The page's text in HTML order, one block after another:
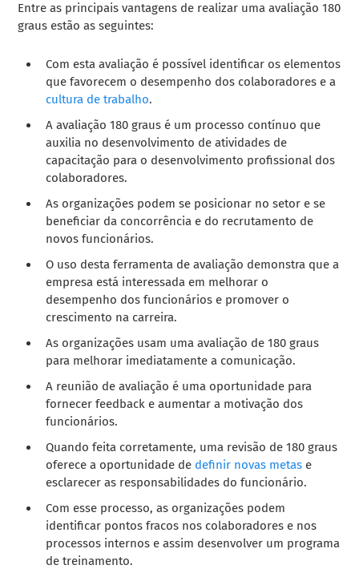
Entre as principais vantagens de realizar uma avaliação 180
graus estão as seguintes:
Com esta avaliação é possível identificar os elementos
que favorecem o desempenho dos colaboradores e a
cultura de trabalho.
A avaliação 180 graus é um processo contínuo que
auxilia no desenvolvimento de atividades de
capacitação para o desenvolvimento profissional dos
colaboradores.
As organizações podem se posicionar no setor e se
beneficiar da concorrência e do recrutamento de
novos funcionários.
O uso desta ferramenta de avaliação demonstra que a
empresa está interessada em melhorar o
desempenho dos funcionários e promover o
crescimento na carreira.
As organizações usam uma avaliação de 180 graus
para melhorar imediatamente a comunicação.
A reunião de avaliação é uma oportunidade para
fornecer feedback e aumentar a motivação dos
funcionários.
Quando feita corretamente, uma revisão de 180 graus
oferece a oportunidade de definir novas metas e
esclarecer as responsabilidades do funcionário.
Com esse processo, as organizações podem
identificar pontos fracos nos colaboradores e nos
processos internos e assim desenvolver um programa
de treinamento.